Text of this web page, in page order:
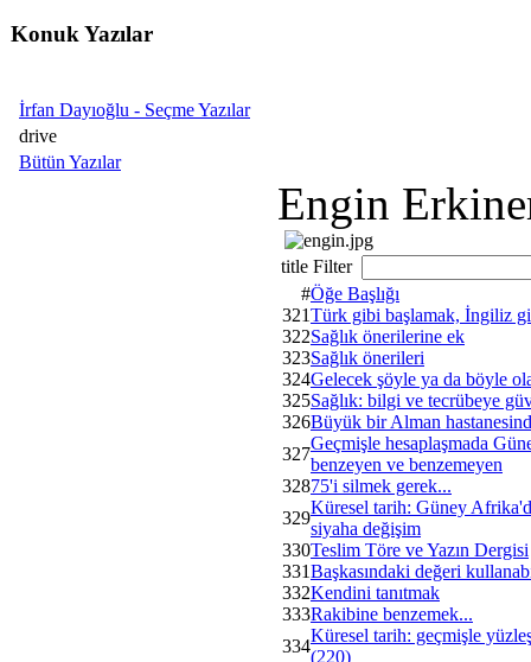
Konuk Yazılar
İrfan Dayıoğlu - Seçme Yazılar
drive
Bütün Yazılar
Engin
title Filter
#Öğe Başlığı
321Türk gibi başlamak, İngiliz
322Sağlık önerilerine ek
323Sağlık önerileri
324Gelecek şöyle ya da böyle
325Sağlık: bilgi ve tecrübeye
326Büyük bir Alman
327
Geçmişle hesaplaşmada
benzeyen ve benzemeyen
32875'i silmek gerek...
329
Küresel tarih: Güney
siyaha değişim
330Teslim Töre ve Yazın Dergisi
331Başkasındaki değeri
332Kendini tanıtmak
333Rakibine benzemek...
334
Küresel tarih: geçmişle
(220)